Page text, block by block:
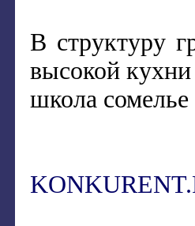
В структуру
высокой
школа